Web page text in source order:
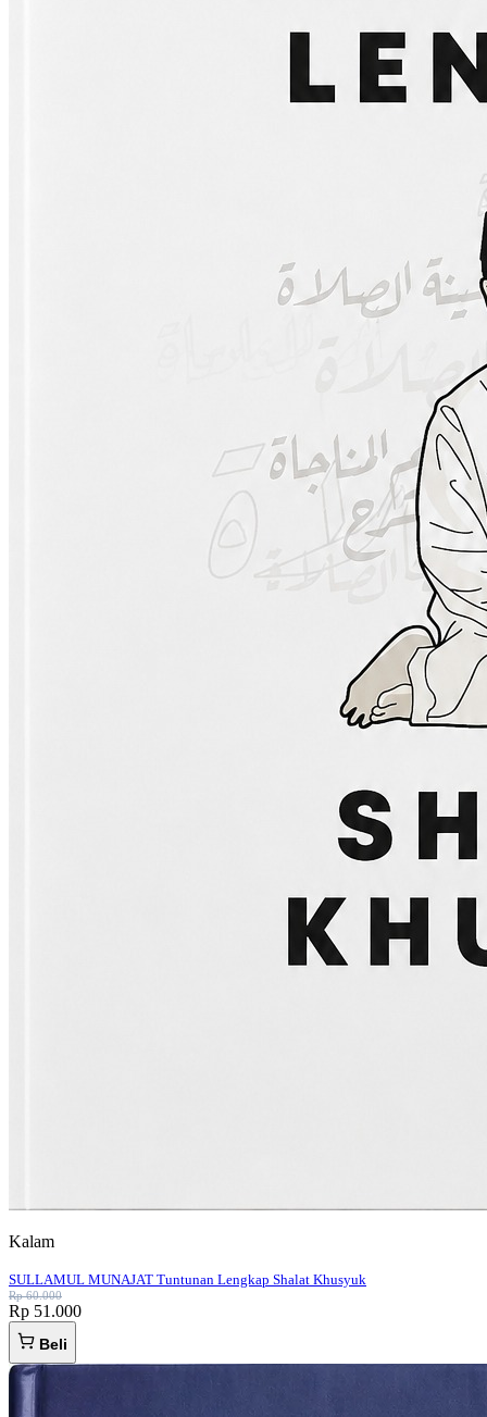
Kalam
SULLAMUL MUNAJAT Tuntunan Lengkap Shalat Khusyuk
Rp 60.000
Rp 51.000
Beli